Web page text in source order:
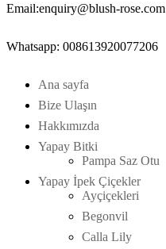
Email:enquiry@blush-rose.com
Whatsapp: 008613920077206
Ana sayfa
Bize Ulaşın
Hakkımızda
Yapay Bitki
Pampa Saz Otu
Yapay İpek Çiçekler
Ayçiçekleri
Begonvil
Calla Lily